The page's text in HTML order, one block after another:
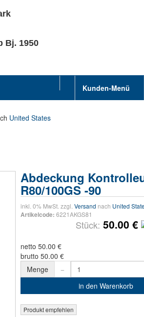
Bj. 1950
Kunden-Menü
United States
Abdeckung
R80/100GS -90
inkl. 0% MwSt. zzgl. Versand nach United
Artikelcode: 6221AKGS81
Stück: 50.00 €
netto 50.00 €
brutto 50.00 €
Menge
in den Warenkorb